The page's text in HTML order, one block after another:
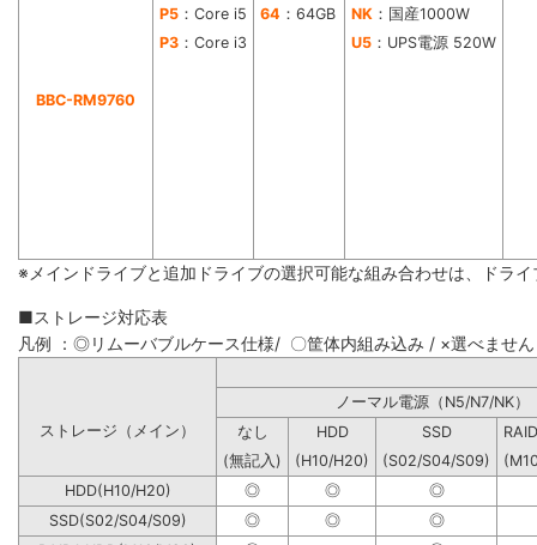
BBC-RM9760
P5 ：Core i5 64 ：64GB NK ：国産1000W
P3 ：Core i3 U5 ：UPS電源 520W
※メインドライブと追加ドライブの選択可能な組み合わせは、ドラ
■ストレージ対応表
凡例 ：◎リムーバブルケース仕様/ 〇筐体内組み込み / ×選べません
ノーマル電源（N5/
ストレージ（メイン）
なし HDD SSD
(無記入)
(H10/H20) (S02/S04/S09)
HDD(H10/H20)
◎ ◎
◎
SSD(S02/S04/S09)
◎ ◎
◎